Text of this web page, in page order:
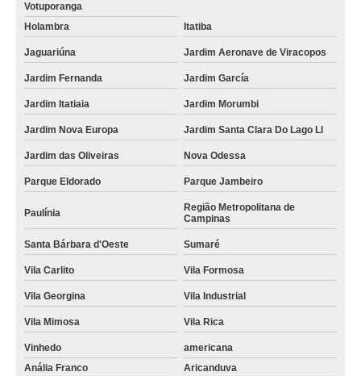
Votuporanga
Holambra
Itatiba
Jaguariúna Jardim Aeronave de Viracopos
Jardim Fernanda Jardim García
Jardim Itatiaia Jardim Morumbi
Jardim Nova Europa Jardim Santa Clara Do Lago Ll
Jardim das Oliveiras Nova Odessa
Parque Eldorado Parque Jambeiro
Paulínia
Região Metropolitana de
Campinas
Santa Bárbara d'Oeste Sumaré
Vila Carlito Vila Formosa
Vila Georgina Vila Industrial
Vila Mimosa Vila Rica
Vinhedo
americana
Anália Franco
Aricanduva